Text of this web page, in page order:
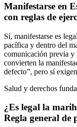
Manifestarse en
con reglas de
Sí, manifestarse es
pacífica y dentro del
comunicación previa
convierten la
defecto”, pero sí
Salud y derechos
¿Es legal la
Regla general de